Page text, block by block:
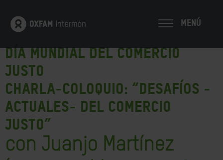
MENÚ
Día Mundial del Comercio
Justo
CHARLA-COLOQUIO: “Desafíos -
actuales- del Comercio
justo”
con Juanjo Martínez